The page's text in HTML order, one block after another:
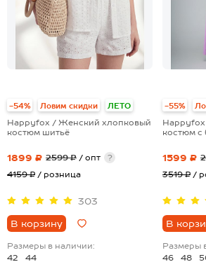
-54% Ловим скидки ЛЕТО
Happyfox / Женский хлопковый
костюм шитьё
1899 ₽ 2599 ₽ / опт
?
4159 ₽ / розница
303
В корзину
Размеры в наличии:
42
44
-55%
костюм с
1599 ₽
3519 ₽ /
В
Размеры
46
48